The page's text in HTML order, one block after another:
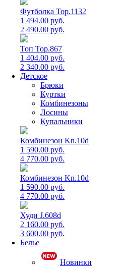
Футболка Top.1132
1 494.00 руб.
2 490.00 руб.
Топ Top.867
1 404.00 руб.
2 340.00 руб.
Детское
Брюки
Куртки
Комбинезоны
Лосины
Купальники
Комбинезон Kn.10d
1 590.00 руб.
4 770.00 руб.
Комбинезон Kn.10d
1 590.00 руб.
4 770.00 руб.
Худи J.608d
2 160.00 руб.
3 600.00 руб.
Белье
Новинки